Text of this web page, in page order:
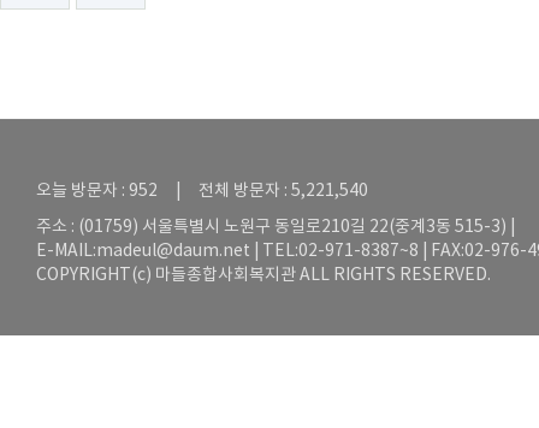
오늘 방문자 : 952 | 전체 방문자 : 5,221,540
주소 : (01759) 서울특별시 노원구 동일로210길 22(중계3동 515-3) |
E-MAIL:madeul@daum.net | TEL:02-971-8387~8 | FAX:02-976-
COPYRIGHT(c) 마들종합사회복지관 ALL RIGHTS RESERVED.